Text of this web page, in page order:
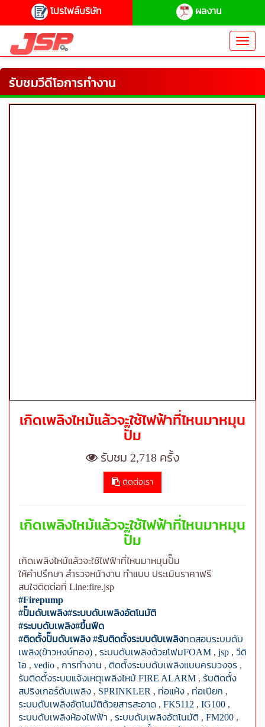
โปรไฟล์บริษัท ผลงาน
รับชมวีดีโอการทำงาน
เกิดเพลิงไหม้แล้วจะใช้ไฟฟ้าที่ไหนมาหมุน
ปั๊ม
รับชม 2,718 ครั้ง
ติดต่อเรา
เกิดเพลิงไหม้แล้วจะใช้ไฟฟ้าที่ไหนมาหมุน
ปั๊ม
เกิดเพลิงไหม้แล้วจะใช้ไฟฟ้าที่ไหนมาหมุนปั๊ม
ให้คำปรึกษา สำรวจหน้างาน ทำแบบ ประเมินราคาฟรี
สนใจติดต่อที่ Line:fire.jsp
#Firepump
#ปั๊มดับเพลิง#ระบบดับเพลิงอัตโนมัติ
#ระบบดับเพลิง#ขึ้นฟีด
#ติดตั้งปั๊มดับเพลิง#รับติดตั้งระบบดับเพลิงทดสอบระบบดับ
เพลิง(ข้าวหงษ์ทอง) , ระบบดับเพลิงด้วยโฟมFOAM , jsp , วีดิ
โอ , vedio , การทำงาน , ติดตั้งระบบดับเพลิงแบบครบวงจร ,
รับติดตั้งระบบแจ้งเหตุเพลิงไหม้ FIRE ALARM , รับติดตั้ง
สปริงเกอร์ดับเพลิง , SPRINKLER , ท่อแห้ง , ท่อเปียก ,
ระบบดับเพลิงอัตโนมัติด้วยสารสะอาด , FK5112 , IG100 ,
ระบบดับเพลิงห้องไฟฟ้า , ระบบดับเพลิงอัตโนมัติ , FM200 ,